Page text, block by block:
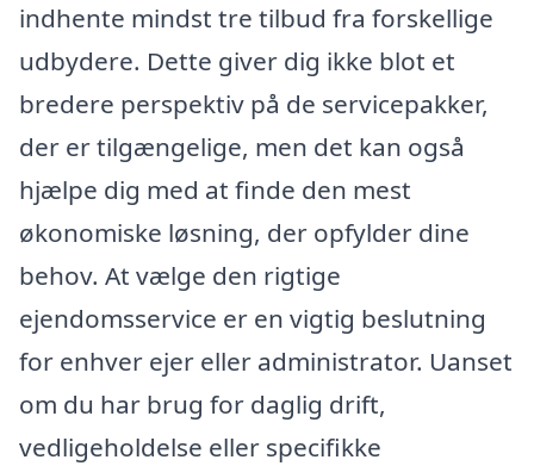
indhente mindst tre tilbud fra forskellige
udbydere. Dette giver dig ikke blot et
bredere perspektiv på de servicepakker,
der er tilgængelige, men det kan også
hjælpe dig med at finde den mest
økonomiske løsning, der opfylder dine
behov. At vælge den rigtige
ejendomsservice er en vigtig beslutning
for enhver ejer eller administrator. Uanset
om du har brug for daglig drift,
vedligeholdelse eller specifikke